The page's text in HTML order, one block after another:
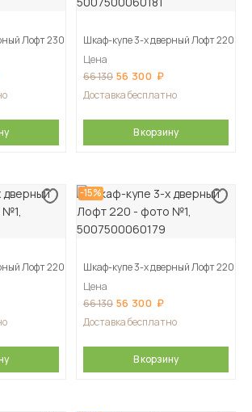
Лофт 230
Шкаф-купе 3-х дверный Лофт 220
Цена
66 130 56 300
Доставка бесплатно
В корзину
Лофт 220
-15%
Шкаф-купе 3-х дверный Лофт 220
Цена
66 130 56 300
Доставка бесплатно
В корзину